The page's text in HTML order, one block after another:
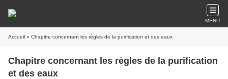
MENU
Accueil » Chapitre concernant les règles de la purification et des eaux
Chapitre concernant les règles de la purification
et des eaux